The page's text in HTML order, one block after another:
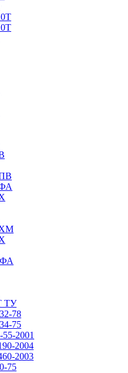
ТУ
78
75
2001
2004
2003
75